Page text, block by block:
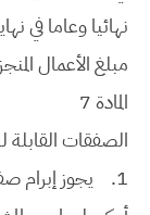
نهائيا وعاما في
مبلغ الأعمال
المادة 7
الصفقات القابلة
1.
يجوز إبرام